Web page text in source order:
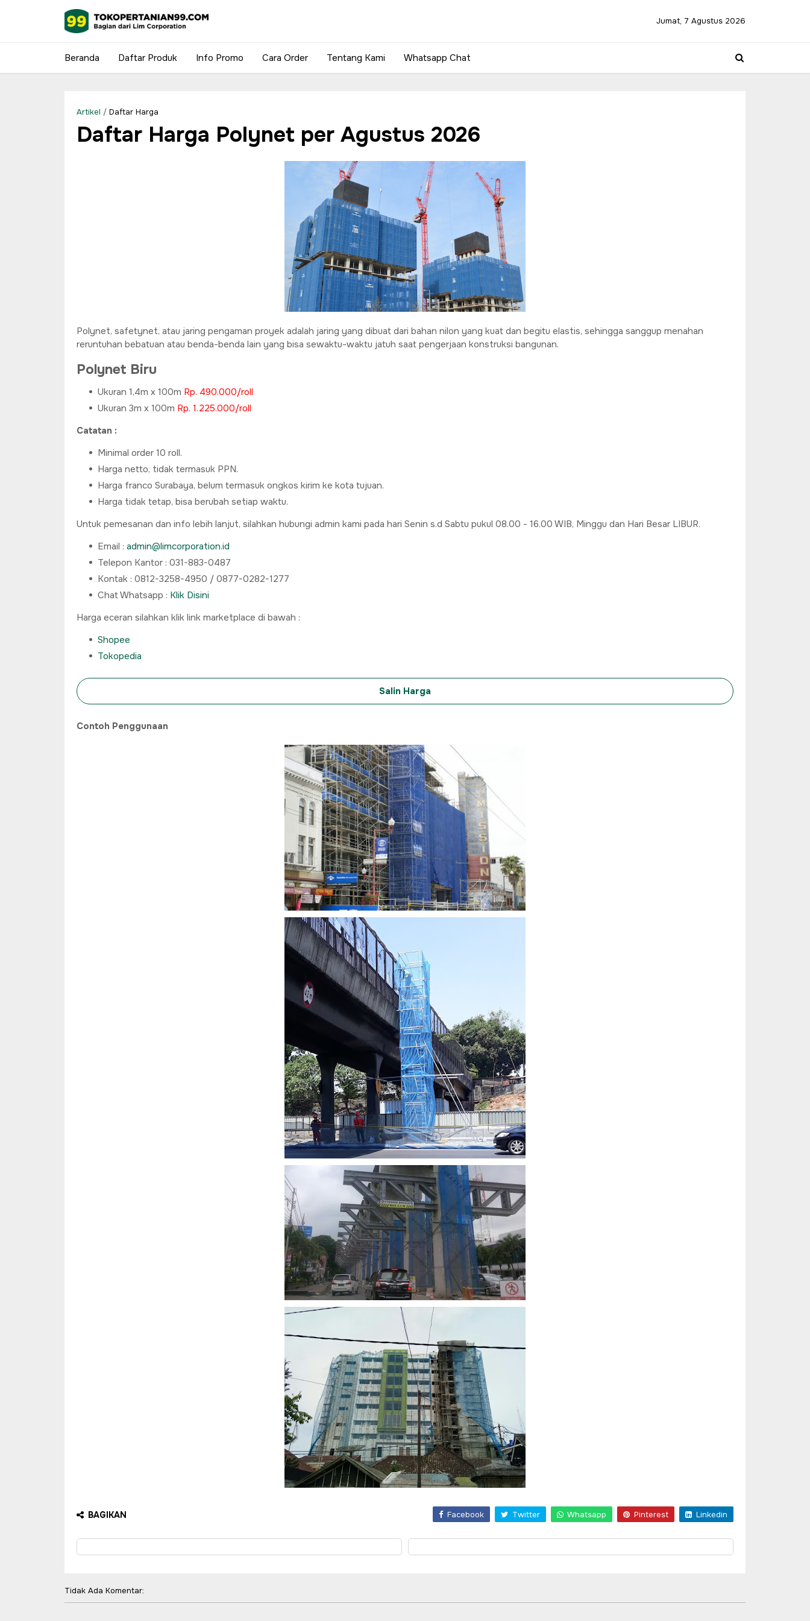
Jumat, 7 Agustus 2026
Beranda Daftar Produk Info Promo Cara Order Tentang Kami Whatsapp Chat
Artikel / Daftar Harga
Daftar Harga Polynet per Agustus 2026
Polynet, safetynet, atau jaring pengaman proyek adalah jaring yang dibuat dari bahan nilon yang kuat dan begitu elastis, sehingga sanggup menahan
reruntuhan bebatuan atau benda-benda lain yang bisa sewaktu-waktu jatuh saat pengerjaan konstruksi bangunan.
Polynet Biru
Ukuran 1,4m x 100m Rp. 490.000/roll
Ukuran 3m x 100m Rp. 1.225.000/roll
Catatan :
Minimal order 10 roll.
Harga netto, tidak termasuk PPN.
Harga franco Surabaya, belum termasuk ongkos kirim ke kota tujuan.
Harga tidak tetap, bisa berubah setiap waktu.
Untuk pemesanan dan info lebih lanjut, silahkan hubungi admin kami pada hari Senin s.d Sabtu pukul 08.00 - 16.00 WIB, Minggu dan Hari Besar LIBUR.
Email : admin@limcorporation.id
Telepon Kantor : 031-883-0487
Kontak : 0812-3258-4950 / 0877-0282-1277
Chat Whatsapp : Klik Disini
Harga eceran silahkan klik link marketplace di bawah :
Shopee
Tokopedia
Salin Harga
Contoh Penggunaan
BAGIKAN Facebook Twitter Whatsapp Pinterest Linkedin
Tidak Ada Komentar: